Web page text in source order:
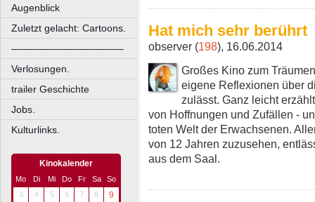
Augenblick
Zuletzt gelacht: Cartoons.
––––––––––––––––––––
Verlosungen.
trailer Geschichte
Jobs.
Kulturlinks.
Kinokalender
Mo Di Mi Do Fr Sa
So
3
4 5 6 7 8
9
Hat mich sehr berührt
observer (198), 16.06.2014
Großes Kino zum
eigene Reflexionen über
zulässt. Ganz leicht
von Hoffnungen und Zufällen -
toten Welt der Erwachsenen.
von 12 Jahren zuzusehen,
aus dem Saal.